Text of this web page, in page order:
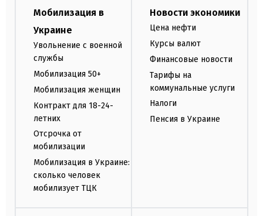
Мобилизация в
Украине
Увольнение с военной
службы
Мобилизация 50+
Мобилизация женщин
Контракт для 18-24-
летних
Отсрочка от
мобилизации
Мобилизация в Украине:
сколько человек
мобилизует ТЦК
Новости экономики
Цена нефти
Курсы валют
Финансовые новости
Тарифы на
коммунальные услуги
Налоги
Пенсия в Украине